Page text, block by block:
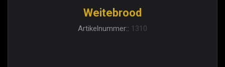
Weitebrood
Artikelnummer:: 1310